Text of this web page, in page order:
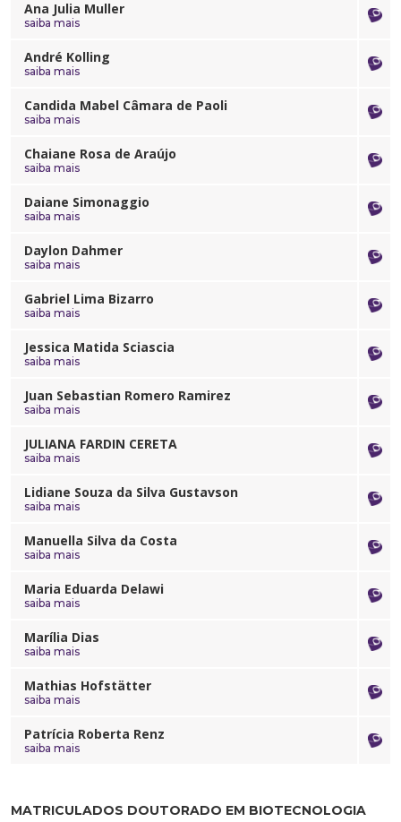
Cursos de Idiomas
Diplomados
Univates & Você - Comunidade
Escolas
Ana Julia Muller
saiba mais
André Kolling
saiba mais
Candida Mabel Câmara de Paoli
saiba mais
Chaiane Rosa de Araújo
saiba mais
Daiane Simonaggio
saiba mais
Daylon Dahmer
saiba mais
Gabriel Lima Bizarro
saiba mais
Jessica Matida Sciascia
saiba mais
Juan Sebastian Romero Ramirez
saiba mais
JULIANA FARDIN CERETA
saiba mais
Lidiane Souza da Silva Gustavson
saiba mais
Manuella Silva da Costa
saiba mais
Maria Eduarda Delawi
saiba mais
Marília Dias
saiba mais
Mathias Hofstätter
saiba mais
Patrícia Roberta Renz
saiba mais
MATRICULADOS DOUTORADO EM BIOTECNOLOGIA